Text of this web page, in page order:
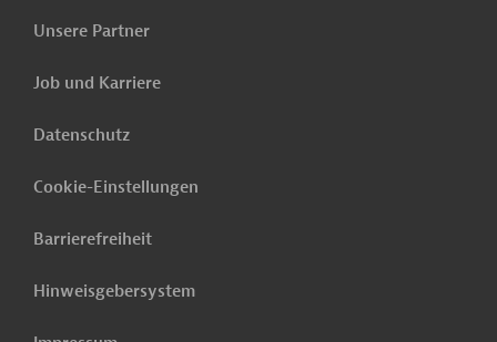
Unsere Partner
Job und Karriere
Datenschutz
Cookie-Einstellungen
Barrierefreiheit
Hinweisgebersystem